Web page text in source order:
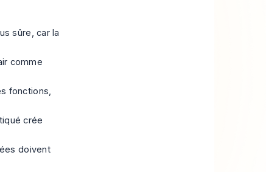
sûre, car la
comme
fonctions,
crée
doivent